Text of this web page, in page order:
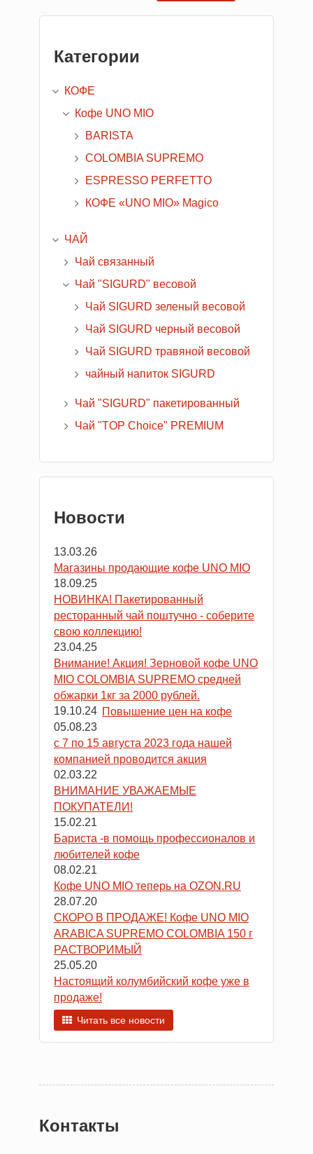
Категории
КОФЕ
Кофе UNO MIO
BARISTA
COLOMBIA SUPREMO
ESPRESSO PERFETTO
КОФЕ «UNO MIO» Magico
ЧАЙ
Чай связанный
Чай "SIGURD" весовой
Чай SIGURD зеленый весовой
Чай SIGURD черный весовой
Чай SIGURD травяной весовой
чайный напиток SIGURD
Чай "SIGURD" пакетированный
Чай "TOP Choice" PREMIUM
Новости
13.03.26
Магазины продающие кофе UNO MIO
18.09.25
НОВИНКА! Пакетированный
ресторанный чай поштучно - соберите
свою коллекцию!
23.04.25
Внимание! Акция! Зерновой кофе UNO
MIO COLOMBIA SUPREMO средней
обжарки 1кг за 2000 рублей.
19.10.24 Повышение цен на кофе
05.08.23
с 7 по 15 августа 2023 года нашей
компанией проводится акция
02.03.22
ВНИМАНИЕ УВАЖАЕМЫЕ
ПОКУПАТЕЛИ!
15.02.21
Бариста -в помощь профессионалов и
любителей кофе
08.02.21
Кофе UNO MIO теперь на OZON.RU
28.07.20
СКОРО В ПРОДАЖЕ! Кофе UNO MIO
ARABICA SUPREMO COLOMBIA 150 г
РАСТВОРИМЫЙ
25.05.20
Настоящий колумбийский кофе уже в
продаже!
Читать все новости
Контакты